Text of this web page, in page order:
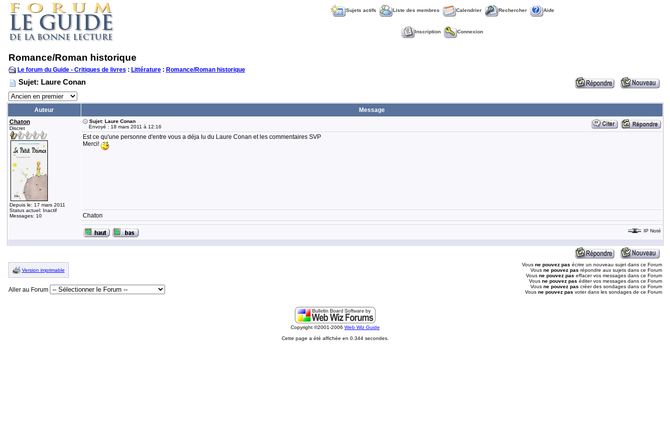
Sujets actifs Liste des membres Calendrier Rechercher Aide
Inscription Connexion
Romance/Roman historique
Le forum du Guide - Critiques de livres : Littérature: Romance/Roman historique
Sujet: Laure Conan
Auteur
Message
Chaton
Discret
Depuis le: 17 mars 2011
Status actuel: Inactif
Messages: 10
Sujet: Laure Conan
Envoyé : 18 mars 2011 à 12:16
Est ce qu'une personne d'entre vous a déja lu du Laure Conan et les commentaires SVP
Merci!
Chaton
IP Noté
Version imprimable
Aller au Forum
Vous ne pouvez pas écrire un nouveau sujet dans ce Forum
Vous ne pouvez pas répondre aux sujets dans ce Forum
Vous ne pouvez pas effacer vos messages dans ce Forum
Vous ne pouvez pas éditer vos messages dans ce Forum
Vous ne pouvez pas créer des sondages dans ce Forum
Vous ne pouvez pas voter dans les sondages de ce Forum
Copyright ©2001-2006 Web Wiz Guide
Cette page a été affichée en 0.344 secondes.